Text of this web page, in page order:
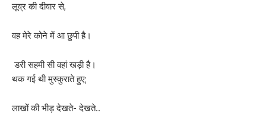
लूव्र की दीवार से,
वह मेरे कोने में आ छुपी है।
डरी सहमी सी वहां खड़ी है।
थक गई थी मुस्कुराते हुए;
लाखों की भीड़ देखते- देखते..